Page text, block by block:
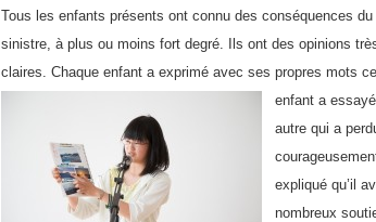
Tous les enfants présents ont connu des conséquences du
sinistre, à plus ou moins fort degré. Ils ont des opinions
claires. Chaque enfant a exprimé avec ses propres mots
enfant a
autre qui a
expliqué qu’il
nombreux